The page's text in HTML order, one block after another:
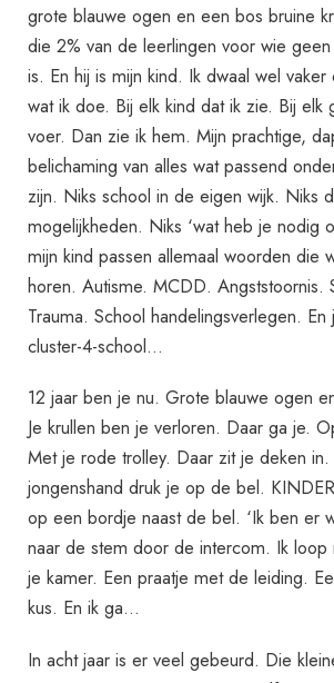
grote blauwe ogen en een bos bruine
die 2% van de leerlingen voor wie
is. En hij is mijn kind. Ik dwaal wel
wat ik doe. Bij elk kind dat ik zie. Bij elk
voer. Dan zie ik hem. Mijn prachtige,
belichaming van alles wat passend
zijn. Niks school in de eigen wijk. Niks
mogelijkheden. Niks ‘wat heb je nodig
mijn kind passen allemaal woorden die
horen. Autisme. MCDD. Angststoornis.
Trauma. School handelingsverlegen.
cluster-4-school…
12 jaar ben je nu. Grote blauwe ogen
Je krullen ben je verloren. Daar ga je.
Met je rode trolley. Daar zit je deken
jongenshand druk je op de bel.
op een bordje naast de bel. ‘Ik ben er
naar de stem door de intercom. Ik
je kamer. Een praatje met de leiding.
kus. En ik ga…
In acht jaar is er veel gebeurd. Die